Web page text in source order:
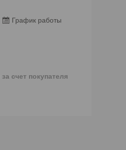
График работы
за счет покупателя